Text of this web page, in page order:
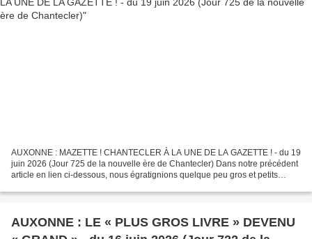
AUXONNE : MAZETTE ! CHANTECLER À LA UNE DE LA GAZETTE ! - du 19
juin 2026 (Jour 725 de la nouvelle ère de Chantecler) Dans notre précédent
article en lien ci-dessous, nous égratignions quelque peu gros et petits
AUXONNE : LE « PLUS GROS LIVRE » DEVENU